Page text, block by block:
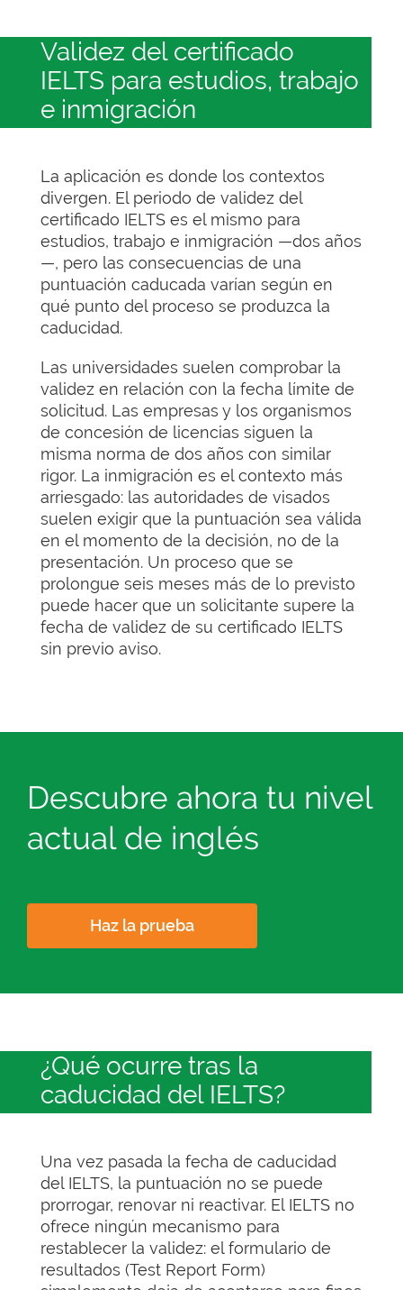
Validez del certificado
IELTS para estudios, trabajo
e inmigración
La aplicación es donde los contextos
divergen. El periodo de validez del
certificado IELTS es el mismo para
estudios, trabajo e inmigración —dos años
—, pero las consecuencias de una
puntuación caducada varían según en
qué punto del proceso se produzca la
caducidad.
Las universidades suelen comprobar la
validez en relación con la fecha límite de
solicitud. Las empresas y los organismos
de concesión de licencias siguen la
misma norma de dos años con similar
rigor. La inmigración es el contexto más
arriesgado: las autoridades de visados
suelen exigir que la puntuación sea válida
en el momento de la decisión, no de la
presentación. Un proceso que se
prolongue seis meses más de lo previsto
puede hacer que un solicitante supere la
fecha de validez de su certificado IELTS
sin previo aviso.
Descubre ahora tu nivel
actual de inglés
Haz la prueba
¿Qué ocurre tras la
caducidad del IELTS?
Una vez pasada la fecha de caducidad
del IELTS, la puntuación no se puede
prorrogar, renovar ni reactivar. El IELTS no
ofrece ningún mecanismo para
restablecer la validez: el formulario de
resultados (Test Report Form)